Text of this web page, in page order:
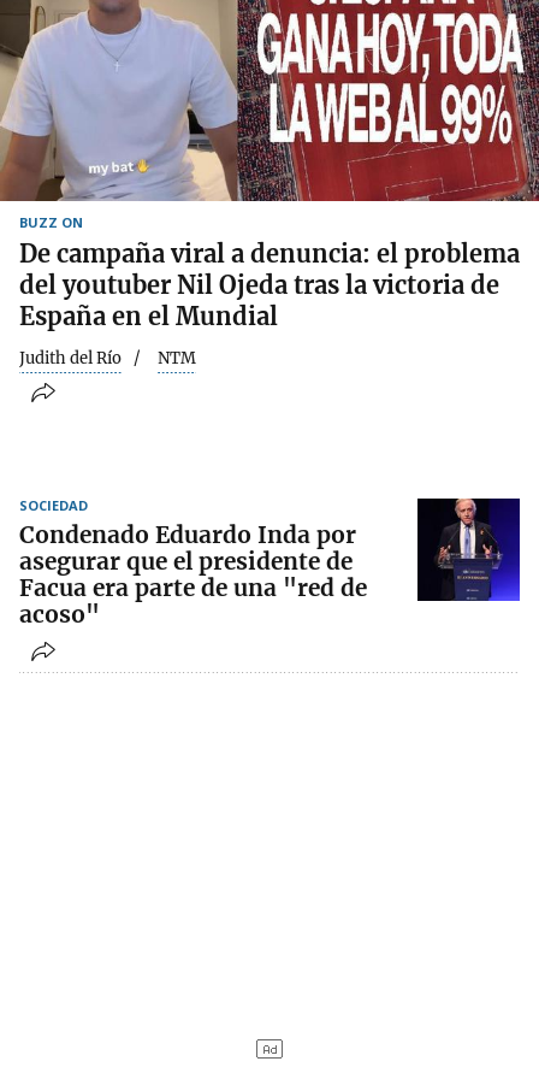
BUZZ ON
De campaña viral a denuncia: el problema
del youtuber Nil Ojeda tras la victoria de
España en el Mundial
Judith del Río NTM
SOCIEDAD
Condenado Eduardo Inda por
asegurar que el presidente de
Facua era parte de una "red de
acoso"